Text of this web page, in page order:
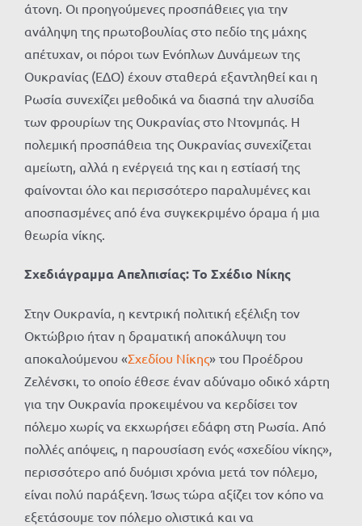
άτονη. Οι προηγούμενες προσπάθειες για την
ανάληψη της πρωτοβουλίας στο πεδίο της μάχης
απέτυχαν, οι πόροι των Ενόπλων Δυνάμεων της
Ουκρανίας (ΕΔΟ) έχουν σταθερά εξαντληθεί και η
Ρωσία συνεχίζει μεθοδικά να διασπά την αλυσίδα
των φρουρίων της Ουκρανίας στο Ντονμπάς. Η
πολεμική προσπάθεια της Ουκρανίας συνεχίζεται
αμείωτη, αλλά η ενέργειά της και η εστίασή της
φαίνονται όλο και περισσότερο παραλυμένες και
αποσπασμένες από ένα συγκεκριμένο όραμα ή μια
θεωρία νίκης.
Σχεδιάγραμμα Απελπισίας: Το Σχέδιο Νίκης
Στην Ουκρανία, η κεντρική πολιτική εξέλιξη τον
Οκτώβριο ήταν η δραματική αποκάλυψη του
αποκαλούμενου «Σχεδίου Νίκης» του Προέδρου
Ζελένσκι, το οποίο έθεσε έναν αδύναμο οδικό χάρτη
για την Ουκρανία προκειμένου να κερδίσει τον
πόλεμο χωρίς να εκχωρήσει εδάφη στη Ρωσία. Από
πολλές απόψεις, η παρουσίαση ενός «σχεδίου νίκης»,
περισσότερο από δυόμισι χρόνια μετά τον πόλεμο,
είναι πολύ παράξενη. Ίσως τώρα αξίζει τον κόπο να
εξετάσουμε τον πόλεμο ολιστικά και να